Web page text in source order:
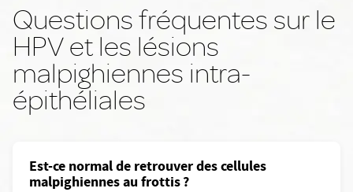
Questions fréquentes sur le
HPV et les lésions
malpighiennes intra-
épithéliales
Est-ce normal de retrouver des cellules
malpighiennes au frottis ?